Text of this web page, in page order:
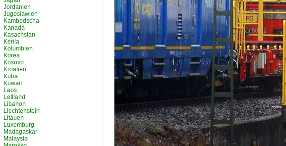
Jordanien
Jugoslawien
Kambodscha
Kanada
Kasachstan
Kenia
Kolumbien
Korea
Kosovo
Kroatien
Kuba
Kuwait
Laos
Lettland
Libanon
Liechtenstein
Litauen
Luxemburg
Madagaskar
Malaysia